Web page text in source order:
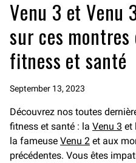
Venu 3 et Venu
sur ces montres
fitness et santé
September 13, 2023
Découvrez nos toutes
fitness et santé : la Venu 3 et
la fameuse Venu 2 et aux
précédentes. Vous êtes